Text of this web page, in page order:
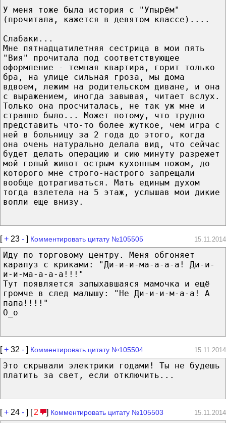
У меня тоже была история с "Упырём"
(прочитала, кажется в девятом классе)....
Слабаки...
Мне пятнадцатилетняя сестрица в мои пять
"Вия" прочитала под соответствующее
оформление - темная квартира, горит только
бра, на улице сильная гроза, мы дома
вдвоем, лежим на родительском диване, и она
с выражением, иногда завывая, читает вслух.
Только она просчиталась, не так уж мне и
страшно было... Может потому, что трудно
представить что-то более жуткое, чем игра с
ней в больницу за 2 года до этого, когда
она очень натурально делала вид, что сейчас
будет делать операцию и сию минуту разрежет
мой голый живот острым кухонным ножом, до
которого мне строго-настрого запрещали
вообще дотрагиваться. Мать единым духом
тогда взлетела на 5 этаж, услышав мои дикие
вопли еще внизу.
[+ 23 - ] Комментировать цитату №105505 15.11.2014
Иду по торговому центру. Меня обгоняет
карапуз с криками: "Ди-и-и-ма-а-а-а! Ди-и-
и-и-ма-а-а-а!!!"
Тут появляется запыхавшаяся мамочка и ещё
громче в след малышу: "Не Ди-и-и-м-а-а! А
папа!!!!"
О_о
[+ 32 - ] Комментировать цитату №105504 15.11.2014
Это скрывали электрики годами! Ты не будешь
платить за свет, если отключить...
[+ 24 - ] [ 2 ] Комментировать цитату №105503 15.11.2014